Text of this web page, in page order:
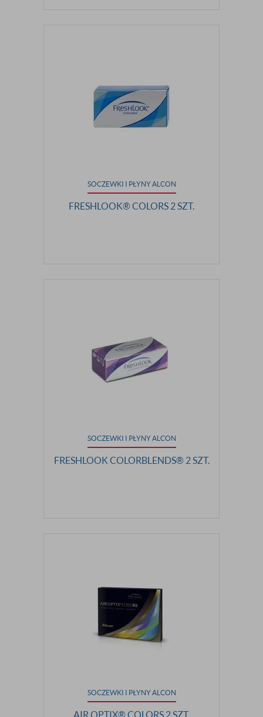
SOCZEWKI I PŁYNY ALCON
FRESHLOOK® COLORS 2 SZT.
SOCZEWKI I PŁYNY ALCON
FRESHLOOK COLORBLENDS® 2 SZT.
SOCZEWKI I PŁYNY ALCON
AIR OPTIX® COLORS 2 SZT.